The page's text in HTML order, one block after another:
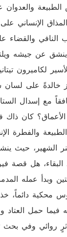
والعدوان
الإنساني
النافي والقضاء
عن جيشه
لكاميرون
خالدةً على لسان
مع إسدال
كان ذاك
والفطرة
الشهير، حيث
البقاء، هل قصة
وبدأ عمله
محكية دائماً،
حمل العتاد و
وفي بحث